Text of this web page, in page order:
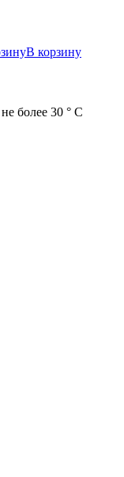
В корзину
более 30 ° С